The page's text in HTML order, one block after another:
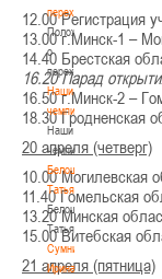
переходах
Положение
о
переходах
Наши
чемпионы
Наши
чемпионы
Белошапко
Татьяна
Белошапко
Татьяна
Сумникова
Ирина
12.00 Регистрация
13.00 г.Минск-1 –
14.40 Брестская
16.20 Парад
16.50 г.Минск-2 –
18.30 Гродненская
20 апреля (четверг)
10.00 Могилевская
11.40 Гомельская
13.20 Минская
15.00 Витебская
21 апреля (пятница)